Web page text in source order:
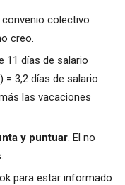
colectivo
creo.
11 días de salario
= 3,2 días de salario
las vacaciones
y puntuar. El no
para estar informado